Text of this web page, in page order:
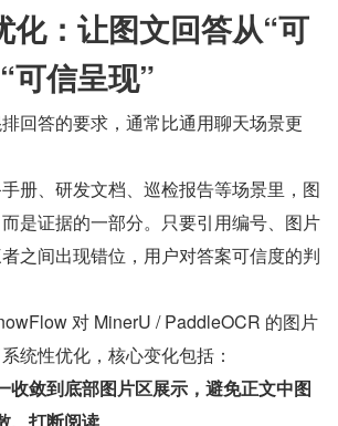
化：让图文回答从“可
可信呈现”
回答的要求，通常比通用聊天场景更
册、研发文档、巡检报告等场景里，图
是证据的一部分。只要引用编号、图片
之间出现错位，用户对答案可信度的判
对 MinerU / PaddleOCR 的图片
统性优化，核心变化包括：
收敛到底部图片区展示，避免正文中图
、打断阅读